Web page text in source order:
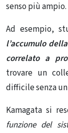
senso più ampio.
Ad esempio,
l’accumulo
correlato a
trovare un
difficile senza
Kamagata si
funzione del